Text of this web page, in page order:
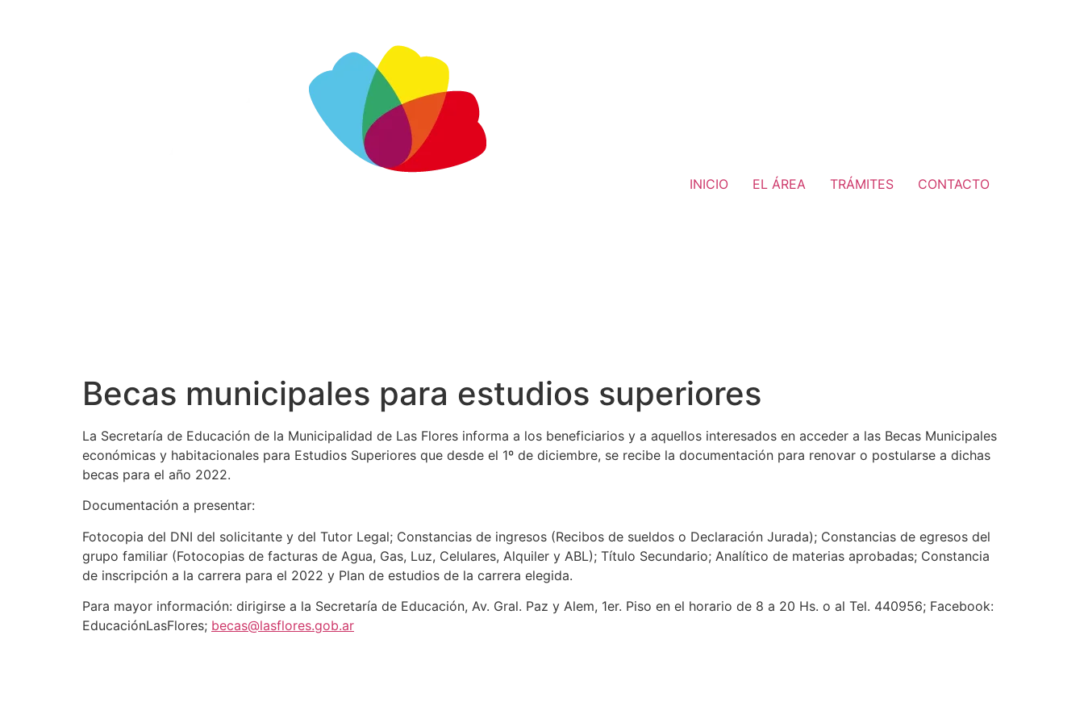
INICIO EL ÁREA TRÁMITES CONTACTO
Becas municipales para estudios superiores
La Secretaría de Educación de la Municipalidad de Las Flores informa a los beneficiarios y a aquellos interesados en acceder a las Becas Municipales
económicas y habitacionales para Estudios Superiores que desde el 1º de diciembre, se recibe la documentación para renovar o postularse a dichas
becas para el año 2022.
Documentación a presentar:
Fotocopia del DNI del solicitante y del Tutor Legal; Constancias de ingresos (Recibos de sueldos o Declaración Jurada); Constancias de egresos del
grupo familiar (Fotocopias de facturas de Agua, Gas, Luz, Celulares, Alquiler y ABL); Título Secundario; Analítico de materias aprobadas; Constancia
de inscripción a la carrera para el 2022 y Plan de estudios de la carrera elegida.
Para mayor información: dirigirse a la Secretaría de Educación, Av. Gral. Paz y Alem, 1er. Piso en el horario de 8 a 20 Hs. o al Tel. 440956; Facebook:
EducaciónLasFlores; becas@lasflores.gob.ar